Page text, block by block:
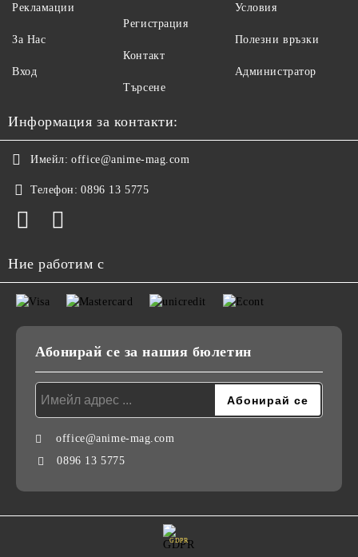
Рекламации
За Нас
Вход
Регистрация
Контакт
Търсене
Условия
Полезни връзки
Администратор
Информация за контакти:
Имейл: office@anime-mag.com
Телефон: 0896 13 5775
Ние работим с
Абонирай се за нашия бюлетин
office@anime-mag.com
0896 13 5775
GDPR